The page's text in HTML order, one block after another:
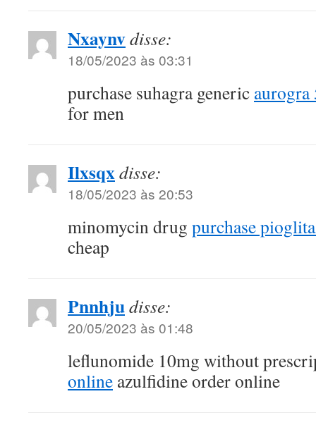
Nxaynvdisse:
18/05/2023 às 03:31
purchase suhagra generic
for men
Ilxsqxdisse:
18/05/2023 às 20:53
minomycin drug purchase
cheap
Pnnhjudisse:
20/05/2023 às 01:48
leflunomide 10mg without
online azulfidine order online